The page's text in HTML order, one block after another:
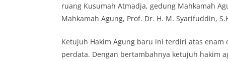
ruang Kusumah Atmadja, gedung Mahkamah
Mahkamah Agung, Prof. Dr. H. M. Syarifuddin,
Ketujuh Hakim Agung baru ini terdiri atas
perdata. Dengan bertambahnya ketujuh hakim